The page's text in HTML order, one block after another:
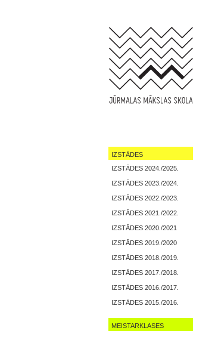
IZSTĀDES
IZSTĀDES 2024./2025.
IZSTĀDES 2023./2024.
IZSTĀDES 2022./2023.
IZSTĀDES 2021./2022.
IZSTĀDES 2020./2021
IZSTĀDES 2019./2020
IZSTĀDES 2018./2019.
IZSTĀDES 2017./2018.
IZSTĀDES 2016./2017.
IZSTĀDES 2015./2016.
MEISTARKLASES